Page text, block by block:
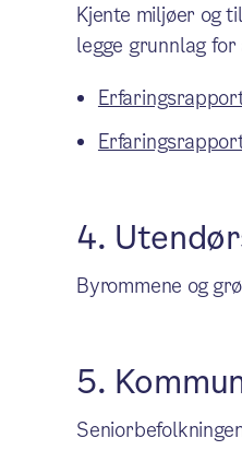
Kjente miljøer og
legge grunnlag
4.
Byrommene og
5.